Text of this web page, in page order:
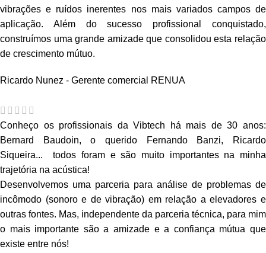
vibrações e ruídos inerentes nos mais variados campos de
aplicação. Além do sucesso profissional conquistado,
construímos uma grande amizade que consolidou esta relação
de crescimento mútuo.
Ricardo Nunez - Gerente comercial RENUA
Conheço os profissionais da Vibtech há mais de 30 anos:
Bernard Baudoin, o querido Fernando Banzi, Ricardo
Siqueira... todos foram e são muito importantes na minha
trajetória na acústica!
Desenvolvemos uma parceria para análise de problemas de
incômodo (sonoro e de vibração) em relação a elevadores e
outras fontes. Mas, independente da parceria técnica, para mim
o mais importante são a amizade e a confiança mútua que
existe entre nós!